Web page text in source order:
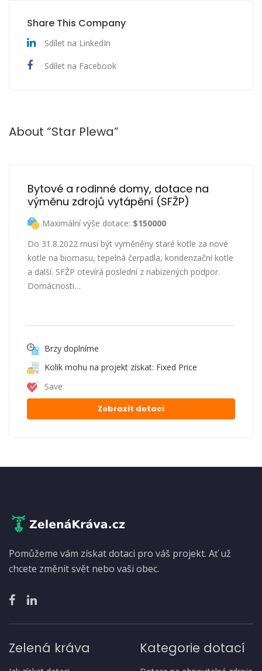
Share This Company
Sdílet na LinkedIn
Sdílet na Facebook
About “Star Plewa”
Bytové a rodinné domy, dotace na
výměnu zdrojů vytápění (SFŽP)
Maximální výše dotace: $150000
Do 31.8.2022 musí být vyměněny staré kotle za nové
kotle na biomasu, tepelná čerpadla, kondenzační kotle
a další. SFŽP otevírá poslední z nabízených podpor.
Domácnosti…
Brzy doplníme
Kolik mohu na projekt získat: Fixed Price
Save
Zobrazit dotaci
Pomůžeme vám získat dotaci pro váš projekt. Ať už
chcete změnit svět nebo vaši obec.
Zelená kráva Kategorie dotací